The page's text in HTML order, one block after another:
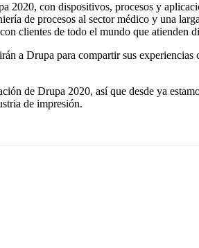
2020, con dispositivos, procesos y
de procesos al sector médico y una
clientes de todo el mundo que atienden
a Drupa para compartir sus
de Drupa 2020, así que desde ya
de impresión.